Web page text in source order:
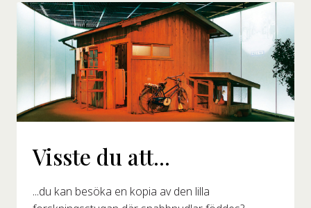
Visste du att...
...du kan besöka en kopia av den lilla